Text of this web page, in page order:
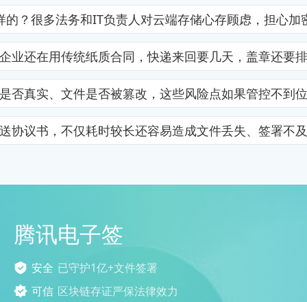
很多法务和IT负责人对云端存储心存顾虑，担
还在用传统纸质合同，快递来回要几天，盖章还
真实、文件是否被篡改，这些风险点如果管控不
议书，不仅耗时较长还容易造成文件丢失、签署
腾讯电子签
安全 已守护1亿+文件签署
可信 区块链存证严保法律效力